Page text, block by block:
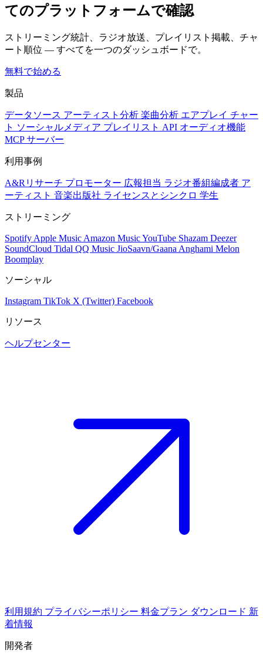
てのプラットフォームで確認
ストリーミング統計、ラジオ放送、プレイリスト掲載、チャ
ート順位 — すべてを一つのダッシュボードで。
無料で始める
製品
データソース アーティスト分析 楽曲分析 エアプレイ チャー
ト ソーシャルメディア プレイリスト API オーディオ機能
MCP サーバー
利用事例
A&Rリサーチ プロモーター 広報担当 ラジオ番組編成者 ア
ーティスト 音楽出版社 ライセンスとシンクロ 学生
ストリーミング
Spotify Apple Music Amazon MusicYouTube Shazam Deezer
SoundCloud Tidal QQ Music JioSaavn/Gaana Anghami Melon
Boomplay
ソーシャル
Instagram TikTok X (Twitter) Facebook
リソース
ヘルプセンター
利用規約 プライバシーポリシー 料金プラン ダウンロード 新
着情報
開発者